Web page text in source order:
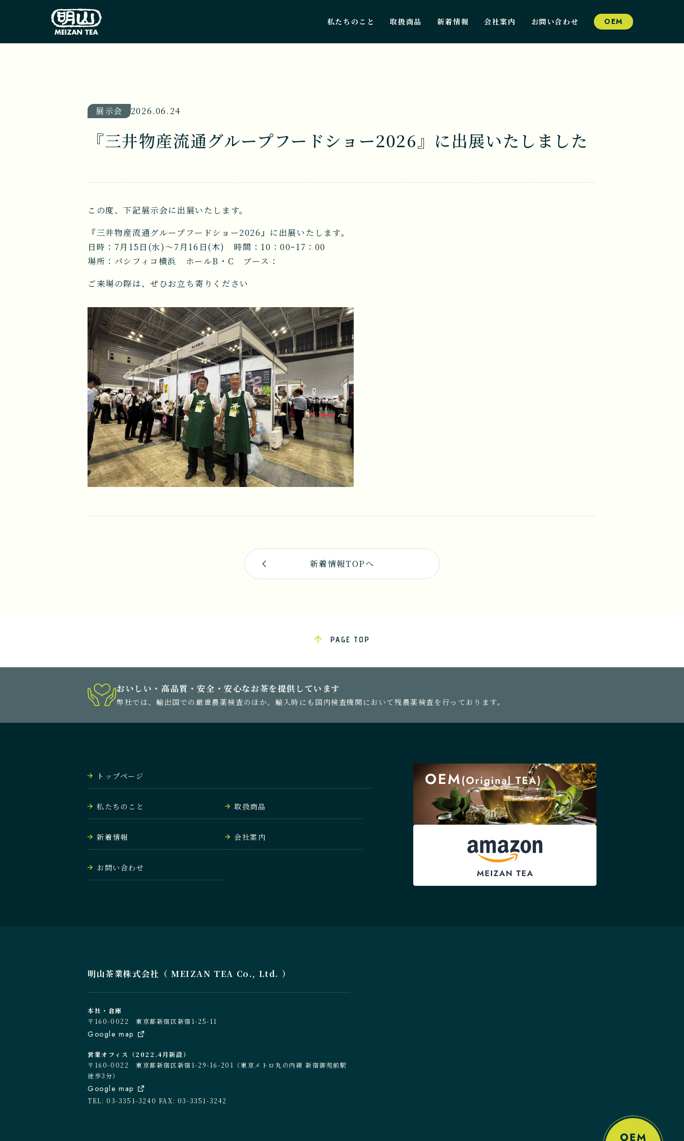
私たちのこと 取扱商品 新着情報 会社案内 お問い合わせ OEM
展示会 2026.06.24
『三井物産流通グループフードショー2026』に出展いたしました
この度、下記展示会に出展いたします。
『三井物産流通グループフードショー2026』に出展いたします。
日時：7月15日(水)～7月16日(木) 時間：10：00ｰ17：00
場所：パシフィコ横浜 ホールB・C ブース：
ご来場の際は、ぜひお立ち寄りください
新着情報TOPへ
PAGE TOP
おいしい・高品質・安全・安心なお茶を提供しています
弊社では、輸出国での厳重農薬検査のほか、輸入時にも国内検査機関において残農薬検査を行っております。
トップページ
私たちのこと 取扱商品
新着情報 会社案内
お問い合わせ
明山茶業株式会社（ MEIZAN TEA Co., Ltd. ）
本社・倉庫
〒160-0022 東京都新宿区新宿1-25-11
Google map
営業オフィス（2022.4月新設）
〒160-0022 東京都新宿区新宿1-29-16-201（東京メトロ丸の内線 新宿御苑前駅
徒歩3分）
Google map
TEL: 03-3351-3240 FAX: 03-3351-3242